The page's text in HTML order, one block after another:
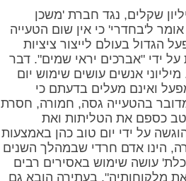
שקלים, נגד חברת 'משכן
ל'בחדרי' כי אין שום הטעייה
הגדול בעולם לייצור ציציות
ידי "אברכים יראי שמים". דבר
אנשים עושים שימוש יום
ואינם מעלים בדעתם כי
בהטעייה גסה, חמורה, חסרת
כספם את הטליתות ואת
על ידי יום טוב כהן באמצעות
הינו אדם חרדי שבמהלך השנים
עושה שימוש באסירים רבים
מלקוחותיה". בעתירה הובא גם